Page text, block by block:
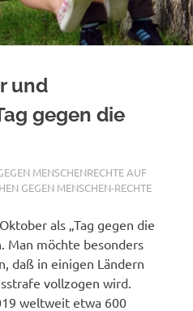
und
gegen die
MENSCHENRECHTE AUF
GEGEN MENSCHEN-RECHTE
als „Tag gegen die
Man möchte besonders
daß in einigen Ländern
vollzogen wird.
weltweit etwa 600